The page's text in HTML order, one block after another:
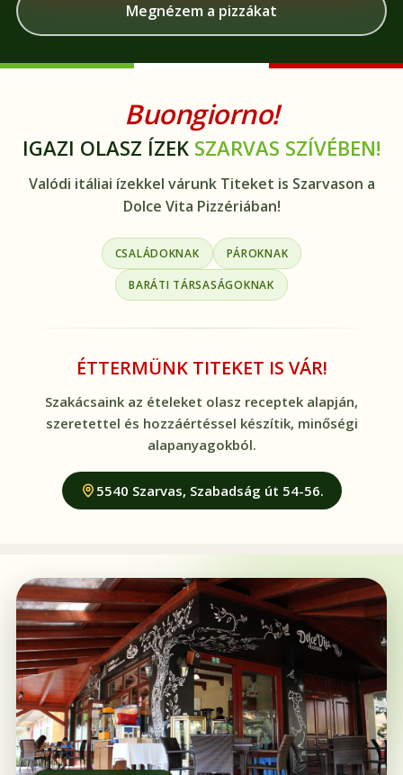
Megnézem a pizzákat
Buongiorno!
IGAZI OLASZ ÍZEK SZARVAS SZÍVÉBEN!
Valódi itáliai ízekkel várunk Titeket is Szarvason a
Dolce Vita Pizzériában!
CSALÁDOKNAK PÁROKNAK
BARÁTI TÁRSASÁGOKNAK
ÉTTERMÜNK TITEKET IS VÁR!
Szakácsaink az ételeket olasz receptek alapján,
szeretettel és hozzáértéssel készítik, minőségi
alapanyagokból.
5540 Szarvas, Szabadság út 54-56.